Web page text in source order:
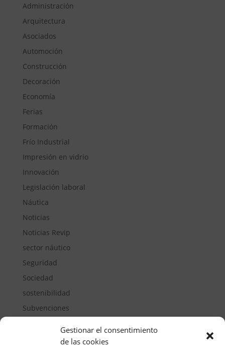
Gestionar el consentimiento
de las cookies
Administración
Arquitectura
Asociados
Automoción
Construcción
Decoración
Economía
Ferias
Formación
Frío Industrial
Impresión en vidrio
Innovación
Legislación laboral
Náutica
Noticias
Noticias Revip
sector náutico
Seguridad
Sociedad
sostenibilidad
Subvenciones